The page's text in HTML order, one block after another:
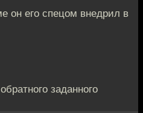
он его спецом внедрил в
заданного